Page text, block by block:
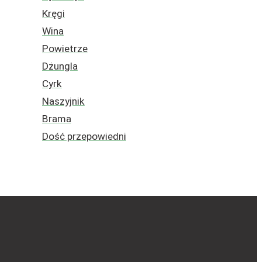
Kręgi
Wina
Powietrze
Dżungla
Cyrk
Naszyjnik
Brama
Dość przepowiedni